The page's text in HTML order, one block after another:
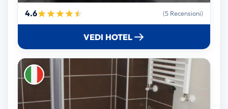
4.6 (5 Recensioni)
VEDI HOTEL